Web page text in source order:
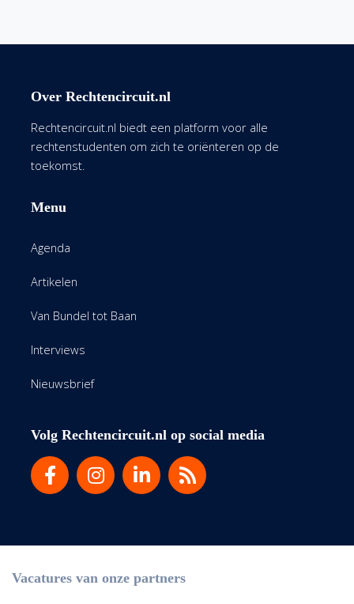
Over Rechtencircuit.nl
Rechtencircuit.nl biedt een platform voor alle
rechtenstudenten om zich te oriënteren op de
toekomst.
Menu
Agenda
Artikelen
Van Bundel tot Baan
Interviews
Nieuwsbrief
Volg Rechtencircuit.nl op social media
Vacatures van onze partners